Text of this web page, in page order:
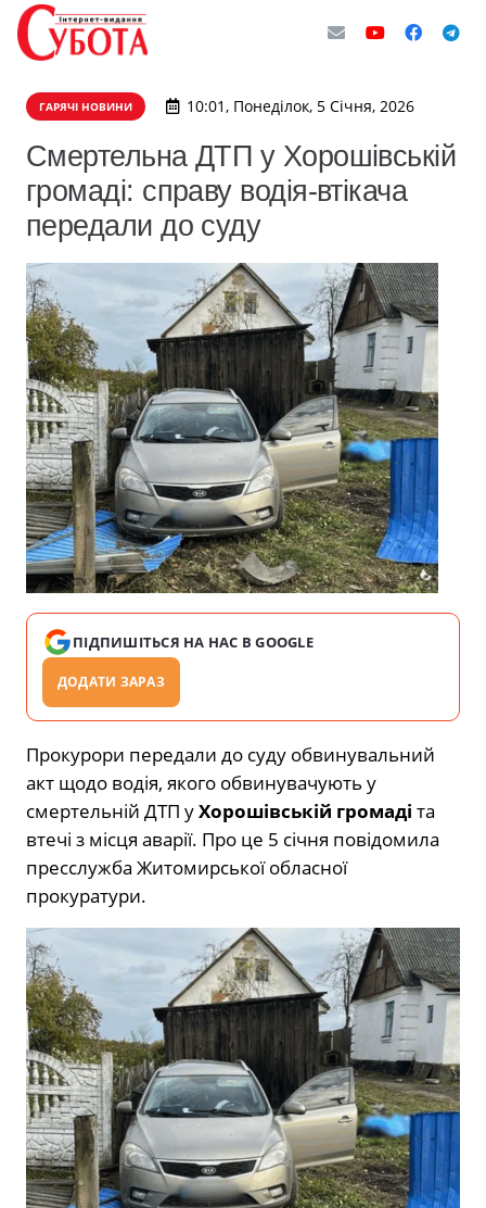
ГАРЯЧІ НОВИНИ 10:01, Понеділок, 5 Січня, 2026
Смертельна ДТП у Хорошівській
громаді: справу водія-втікача
передали до суду
ПІДПИШІТЬСЯ НА НАС В GOOGLE
ДОДАТИ ЗАРАЗ
Прокурори передали до суду обвинувальний
акт щодо водія, якого обвинувачують у
смертельній ДТП уХорошівській громаді та
втечі з місця аварії. Про це 5 січня повідомила
пресслужба Житомирської обласної
прокуратури.